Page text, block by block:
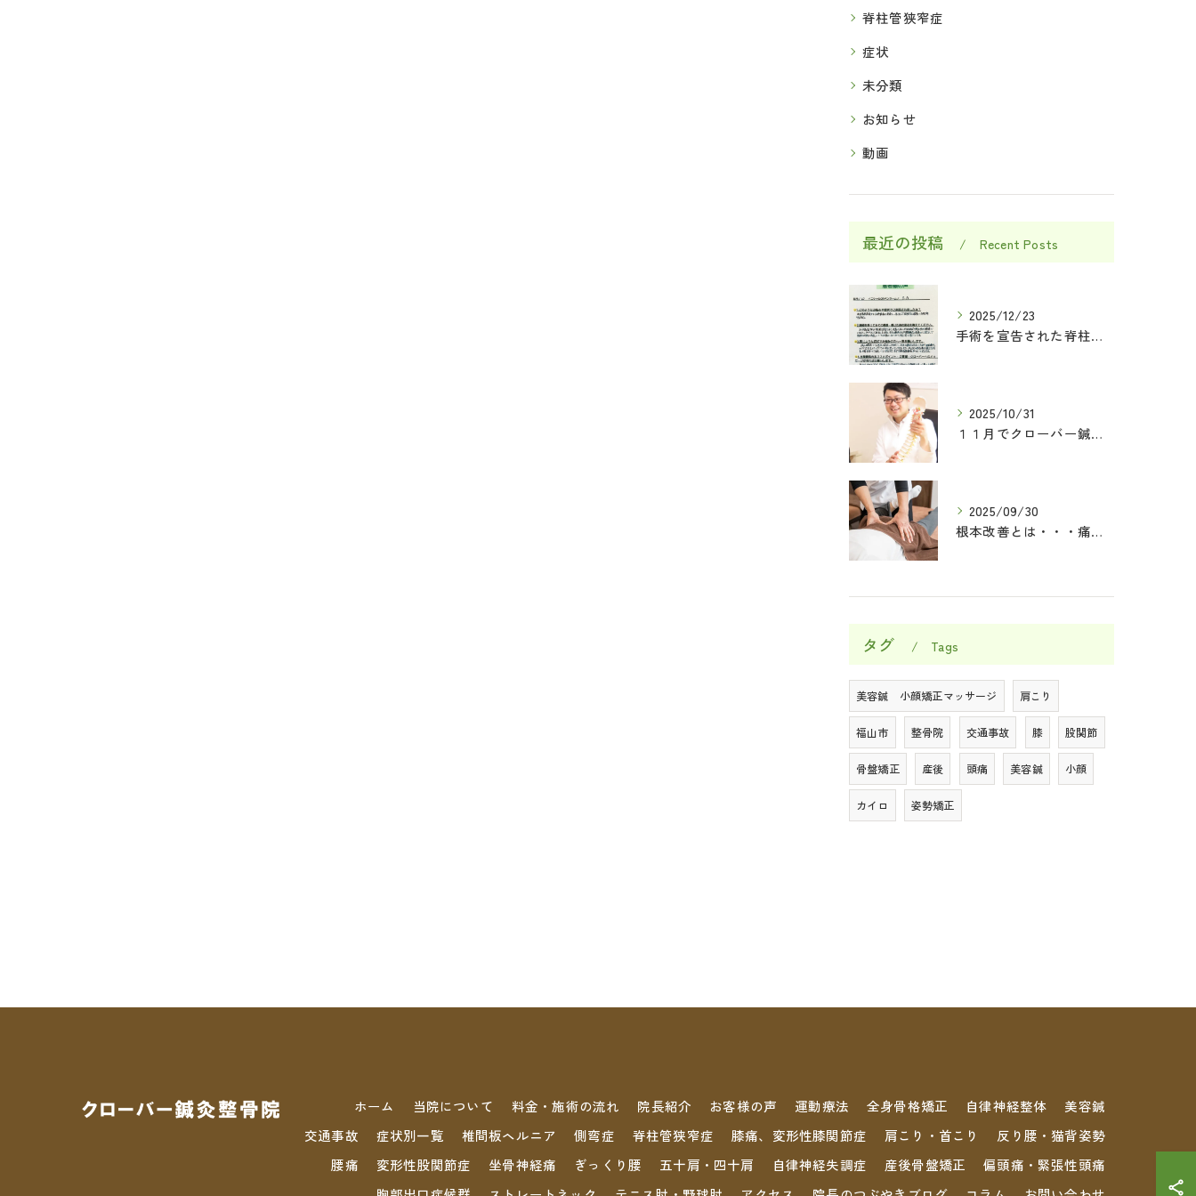
脊柱管狭窄症
症状
未分類
お知らせ
動画
最近の投稿 Recent Posts
2025/12/23
手術を宣告された脊柱管狭窄症の方が当院で改善されました！！
2025/10/31
１１月でクローバー鍼灸整骨院が一周年記念になります(^O^)／
2025/09/30
根本改善とは・・・痛みがなくなることではなく・・・
タグ Tags
美容鍼 小顔矯正マッサージ 肩こり
福山市 整骨院 交通事故 膝 股関節
骨盤矯正 産後 頭痛 美容鍼 小顔
カイロ 姿勢矯正
ホーム 当院について 料金・施術の流れ 院長紹介 お客様の声 運動療法 全身骨格矯正 自律神経整体
美容鍼
交通事故
症状別一覧 椎間板ヘルニア 側弯症 脊柱管狭窄症 膝痛、変形性膝関節症 肩こり・首こり
反り腰・猫背姿勢
腰痛
変形性股関節症 坐骨神経痛 ぎっくり腰 五十肩・四十肩 自律神経失調症 産後骨盤矯正
偏頭痛・緊張性頭痛